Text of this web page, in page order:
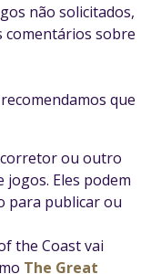
não solicitados,
comentários sobre
que
ou outro
Eles podem
para publicar ou
the Coast vai
The Great